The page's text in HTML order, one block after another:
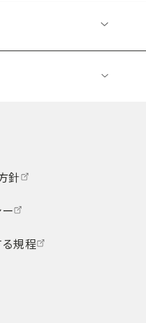
針
規程